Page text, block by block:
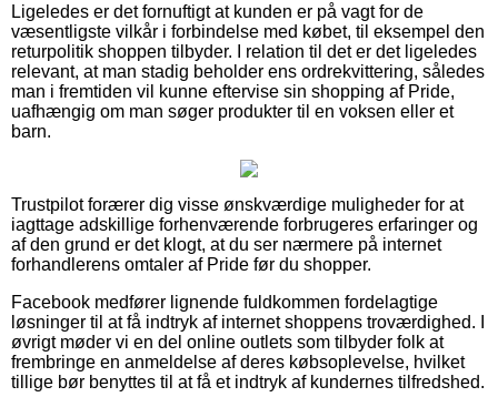
Ligeledes er det fornuftigt at kunden er på vagt for de
væsentligste vilkår i forbindelse med købet, til eksempel den
returpolitik shoppen tilbyder. I relation til det er det ligeledes
relevant, at man stadig beholder ens ordrekvittering, således
man i fremtiden vil kunne eftervise sin shopping af Pride,
uafhængig om man søger produkter til en voksen eller et
barn.
Trustpilot forærer dig visse ønskværdige muligheder for at
iagttage adskillige forhenværende forbrugeres erfaringer og
af den grund er det klogt, at du ser nærmere på internet
forhandlerens omtaler af Pride før du shopper.
Facebook medfører lignende fuldkommen fordelagtige
løsninger til at få indtryk af internet shoppens troværdighed. I
øvrigt møder vi en del online outlets som tilbyder folk at
frembringe en anmeldelse af deres købsoplevelse, hvilket
tillige bør benyttes til at få et indtryk af kundernes tilfredshed.